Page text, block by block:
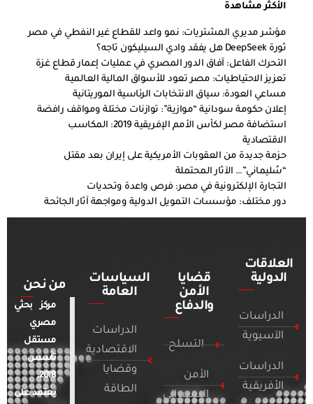
الأكثر مشاهدة
مؤشر مديري المشتريات: نمو واعد للقطاع غير النفطي في مصر
ثورة DeepSeek هل يفقد وادي السيليكون تاجه؟
التحرك الفاعل: آفاق الدور المصري في عمليات إعمار قطاع غزة
تعزيز الاحتياطيات: مصر تعود للأسواق المالية العالمية
مساعي العودة: سياق الانتخابات الرئاسية الموريتانية
إعلان حكومة سودانية “موازية”: توازنات مختلة ومواقف رافضة
استضافة مصر لكأس الأمم الإفريقية 2019: المكاسب
الاقتصادية
حزمة جديدة من العقوبات الأمريكية على إيران بعد مقتل
“سُليماني”… الآثار المحتملة
التجارة الإلكترونية في مصر: فرص واعدة وتحديات
دور مختلف: مؤسسات التمويل الدولية ومواجهة آثار الجائحة
العلاقات
الدولية
الدراسات
الآسيوية
الدراسات
الأفريقية
قضايا
الأمن
والدفاع
التسلح
الأمن
السيبراني
السياسات
العامة
الدراسات
الاقتصادية
وقضايا
الطاقة
من نحن
مركز بحثي
مصري
مستقل
تأسس
2018.
يعتمد على